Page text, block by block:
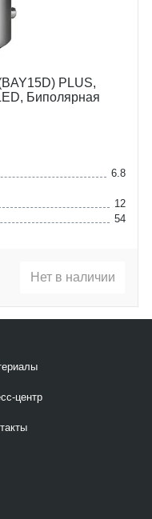
PLUS,
Биполярная
6.8
12
54
Нет в наличии
центр